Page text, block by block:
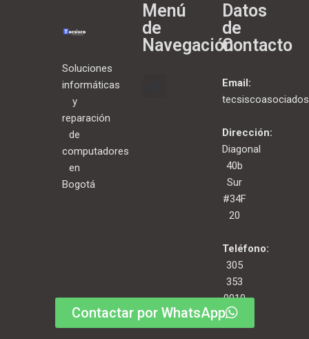
Contactar por WhatsApp
Soluciones
informáticas
y
reparación
de
computadores
en
Bogotá
Menú
de
Navegación
Datos
de
Contacto
Email:
Dirección:
Diagonal
40b
Sur
#34F
20
Teléfono:
305
353
0010